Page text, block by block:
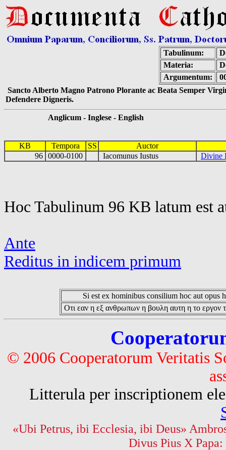
Tabulinum:
Materia:
Argumentum:
Sancto Alberto Magno Patrono Plorante ac Beata Semper
Defendere Digneris.
Anglicum - Inglese - English
KB Tempora SS
Auctor
96 0000-0100 Iacomunus Iustus Divine
Hoc Tabulinum 96 KB latum est
Ante
Reditus in indicem primum
Si est ex hominibus consilium hoc aut opus
Οτι εαν η εξ ανθρωπων η βουλη αυτη η το εργον
© 2006 Cooperatorum Veritatis
Litterula per inscriptionem
«Ubi Petrus, ibi Ecclesia, ibi Deus»
Divus Pius X Papa: